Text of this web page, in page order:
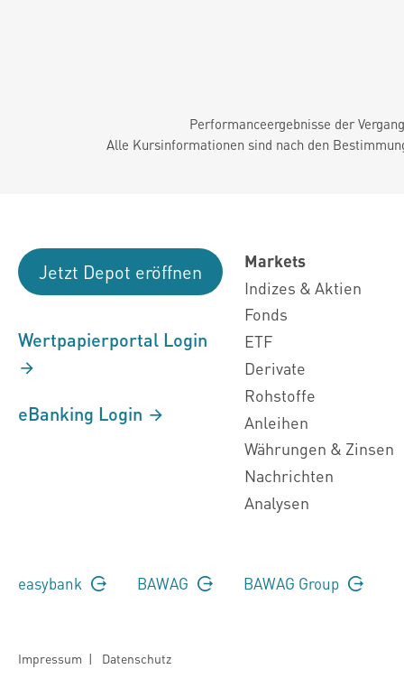
Performanceergebnisse der
Alle Kursinformationen sind nach den
Jetzt Depot eröffnen
Wertpapierportal Login
eBanking Login
Markets
Indizes & Aktien
Fonds
ETF
Derivate
Rohstoffe
Anleihen
Währungen & Zinsen
Nachrichten
Analysen
easybank BAWAG BAWAG Group
Impressum | Datenschutz